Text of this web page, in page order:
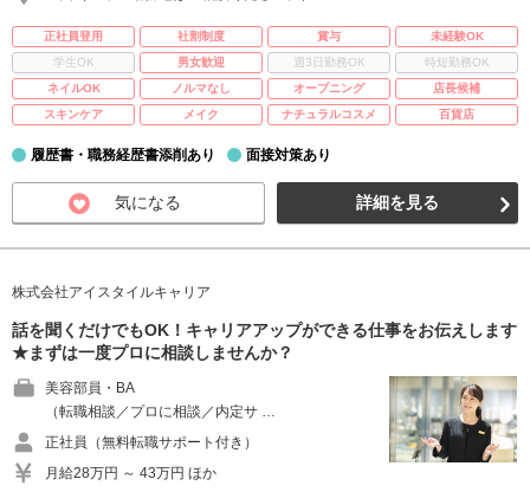
正社員登用 社割制度 賞与
未経験OK
学生OK
男女歓迎 週3日勤務OK
時短勤務OK
ネイルOK
ノルマなし オープニング
店長候補
スキンケア
メイク ナチュラルコスメ 百貨店
履歴書・職務経歴書添削あり 面接対策あり
気になる 詳細を見る
株式会社アイスタイルキャリア
話を聞くだけでもOK！キャリアアップができる仕事をお伝えします
★まずは一度プロに相談しませんか？
美容部員・BA
（転職相談／プロに相談／内定サ …
正社員（無料転職サポート付き）
月給28万円 ～ 43万円 ほか